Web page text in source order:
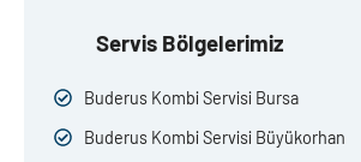
Servis Bölgelerimiz
Buderus Kombi Servisi Bursa
Buderus Kombi Servisi Büyükorhan